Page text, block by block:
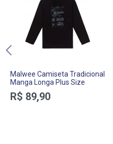
Malwee Camiseta Tradicional
Manga Longa Plus Size
R$ 89,90